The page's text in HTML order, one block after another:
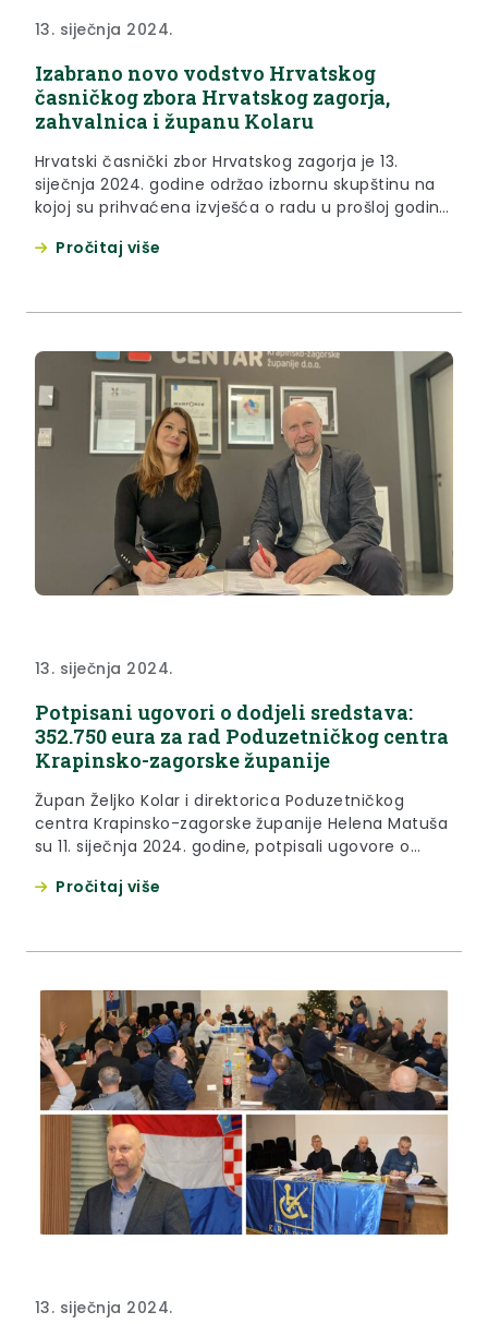
13. siječnja 2024.
Izabrano novo vodstvo Hrvatskog
časničkog zbora Hrvatskog zagorja,
zahvalnica i županu Kolaru
Hrvatski časnički zbor Hrvatskog zagorja je 13.
siječnja 2024. godine održao izbornu skupštinu na
kojoj su prihvaćena izvješća o radu u prošloj godini,
izabrano i novo vodstvo udruge. Novi predsjednik je
Pročitaj više
13. siječnja 2024.
Potpisani ugovori o dodjeli sredstava:
352.750 eura za rad Poduzetničkog centra
Krapinsko-zagorske županije
Župan Željko Kolar i direktorica Poduzetničkog
centra Krapinsko-zagorske županije Helena Matuša
su 11. siječnja 2024. godine, potpisali ugovore o
Poduzetničkog centra KZŽ za 2024. godinu i za
Poduzetničkom centru Krapinsko-zagorske
županije dodjeljuje 352.750...
Pročitaj više
13. siječnja 2024.